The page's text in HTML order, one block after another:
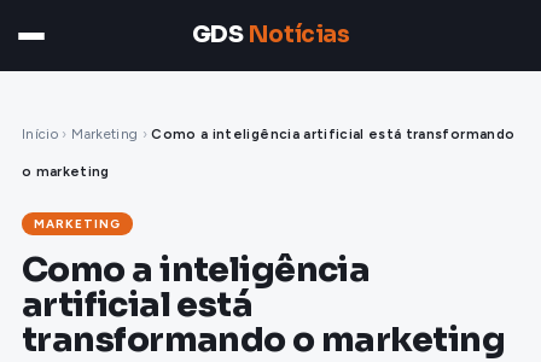
GDS Notícias
Início › Marketing › Como a inteligência artificial está transformando
o marketing
MARKETING
Como a inteligência
artificial está
transformando o marketing